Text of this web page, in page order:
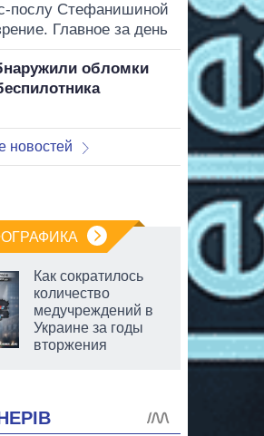
послу Стефанишиной
Главное за день
обломки
новостей
Как сократилось
количество
медучреждений в
Украине за годы
вторжения